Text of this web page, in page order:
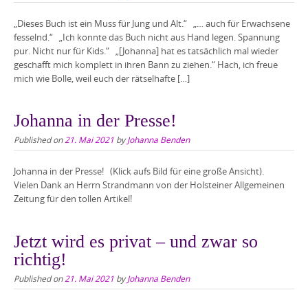
„Dieses Buch ist ein Muss für Jung und Alt.“ „… auch für Erwachsene
fesselnd.“ „Ich konnte das Buch nicht aus Hand legen. Spannung
pur. Nicht nur für Kids.“ „[Johanna] hat es tatsächlich mal wieder
geschafft mich komplett in ihren Bann zu ziehen.“ Hach, ich freue
mich wie Bolle, weil euch der rätselhafte […]
Johanna in der Presse!
Published on21. Mai 2021 byJohanna Benden
Johanna in der Presse! (Klick aufs Bild für eine große Ansicht).
Vielen Dank an Herrn Strandmann von der Holsteiner Allgemeinen
Zeitung für den tollen Artikel!
Jetzt wird es privat – und zwar so
richtig!
Published on21. Mai 2021 byJohanna Benden